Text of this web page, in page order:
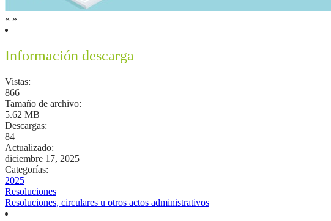
« »
Información descarga
Vistas:
866
Tamaño de archivo:
5.62 MB
Descargas:
84
Actualizado:
diciembre 17, 2025
Categorías:
2025
Resoluciones
Resoluciones, circulares u otros actos administrativos